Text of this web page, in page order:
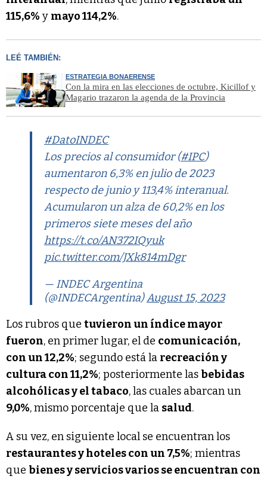
115,6% y mayo 114,2%.
LEÉ TAMBIÉN:
ESTRATEGIA BONAERENSE
Con la mira en las elecciones de octubre, Kicillof y
Magario trazaron la agenda de la Provincia
#DatoINDEC
Los precios al consumidor (#IPC)
aumentaron 6,3% en julio de 2023
respecto de junio y 113,4% interanual.
Acumularon un alza de 60,2% en los
primeros siete meses del año
https://t.co/AN372IQyuk
pic.twitter.com/JXk814mDgr
— INDEC Argentina
(@INDECArgentina)August 15, 2023
Los rubros que tuvieron un índice mayor
fueron, en primer lugar, el de comunicación,
con un 12,2%; segundo está la recreación y
cultura con 11,2%; posteriormente lasbebidas
alcohólicas y el tabaco, las cuales abarcan un
9,0%, mismo porcentaje que la salud.
A su vez, en siguiente local se encuentran los
restaurantes y hoteles con un 7,5%; mientras
que bienes y servicios varios se encuentran con